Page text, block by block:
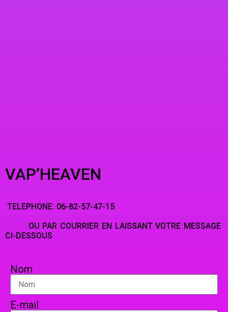
VAP’HEAVEN
TELEPHONE: 06-82-57-47-15
OU PAR COURRIER EN LAISSANT VOTRE MESSAGE
CI-DESSOUS
Nom
E-mail